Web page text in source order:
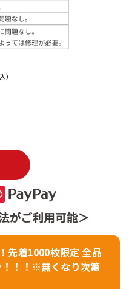
）
先着1000枚限定 全品
！！※無くなり次第